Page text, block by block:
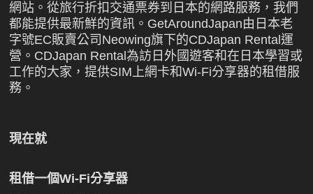
網站。從旅行折扣交通票券到日本的網路服務，我們
都能提供最新鮮的資訊。GetAroundJapan由日本老
字號EC販賣公司Neowing旗下的CDJapan Rental運
營。CDJapan Rental為訪日外國遊客和在日本學習或
工作的大家，提供SIM上網卡和Wi-Fi分享器的租借服
務。
現在就
租借一個Wi-Fi分享器